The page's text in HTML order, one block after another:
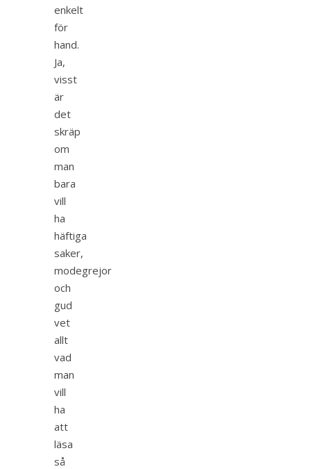
enkelt
för
hand.
Ja,
visst
är
det
skräp
om
man
bara
vill
ha
häftiga
saker,
modegrejor
och
gud
vet
allt
vad
man
vill
ha
att
läsa
så